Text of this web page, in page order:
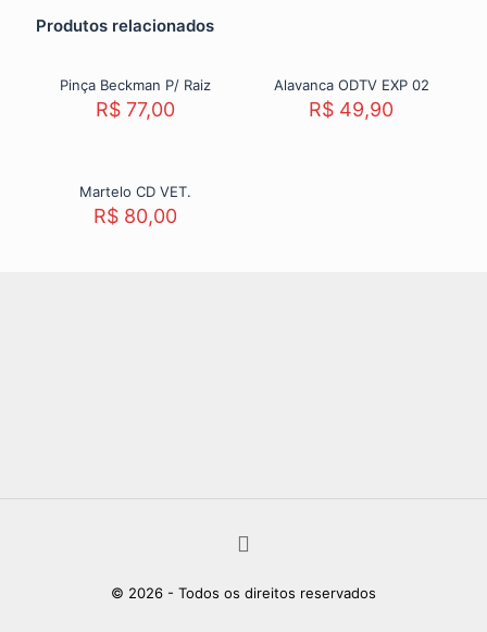
Produtos relacionados
Pinça Beckman P/ Raiz
R$ 77,00
Alavanca ODTV EXP 02
R$ 49,90
Martelo CD VET.
R$ 80,00
© 2026 - Todos os direitos reservados